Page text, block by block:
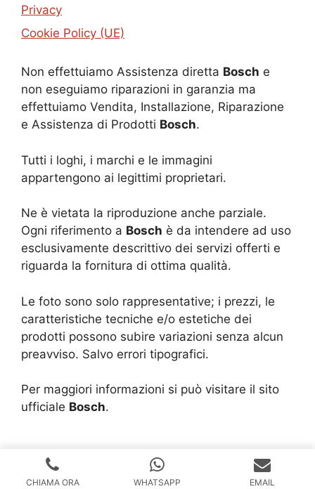
Privacy
Cookie Policy (UE)
Non effettuiamo Assistenza diretta Bosch e
non eseguiamo riparazioni in garanzia ma
effettuiamo Vendita, Installazione, Riparazione
e Assistenza di Prodotti Bosch.
Tutti i loghi, i marchi e le immagini
appartengono ai legittimi proprietari.
Ne è vietata la riproduzione anche parziale.
Ogni riferimento a Bosch è da intendere ad uso
esclusivamente descrittivo dei servizi offerti e
riguarda la fornitura di ottima qualità.
Le foto sono solo rappresentative; i prezzi, le
caratteristiche tecniche e/o estetiche dei
prodotti possono subire variazioni senza alcun
preavviso. Salvo errori tipografici.
Per maggiori informazioni si può visitare il sito
ufficiale Bosch.
Copyright © 2024 | Realizzazione Siti Web
Siti Roma
Solution Group Communication
CHIAMA ORA WHATSAPP EMAIL